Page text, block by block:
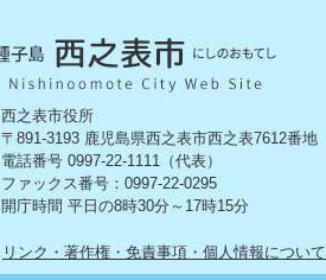
西之表市役所
〒891-3193 鹿児島県西之表市西之表7612番地
電話番号 0997-22-1111（代表）
ファックス番号：0997-22-0295
開庁時間 平日の8時30分～17時15分
リンク・著作権・免責事項・個人情報について